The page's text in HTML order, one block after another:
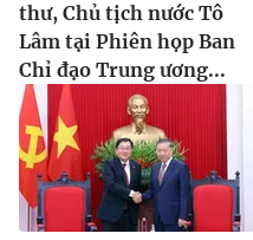
thư, Chủ tịch nước Tô
Lâm tại Phiên họp Ban
Chỉ đạo Trung ương...